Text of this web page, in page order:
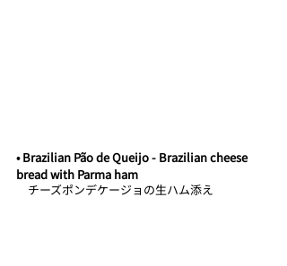
• Brazilian Pão de Queijo - Brazilian cheese
bread with Parma ham
チーズポンデケージョの生ハム添え